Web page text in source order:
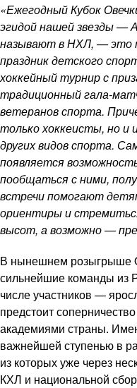
«Ежегодный Кубок
эгидой нашей звезды —
называют в НХЛ, — это
праздник детского
хоккейный турнир с
традиционный гала-
ветеранов спорта.
только хоккеисты, но и
других видов спорта.
появляется
пообщаться с ними,
встречи помогают
ориентиры и
высот, а возможно —
В нынешнем розыгрыше
сильнейшие команды из
числе участников —
предстоит
академиями страны.
важнейшей ступенью в
из которых уже через
КХЛ и национальной